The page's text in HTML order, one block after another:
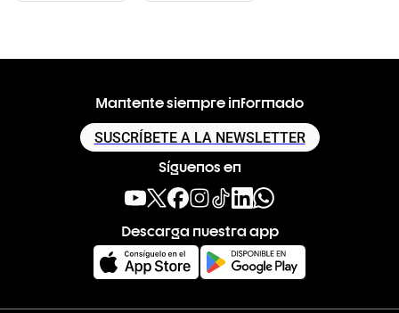
Mantente siempre informado
SUSCRÍBETE A LA NEWSLETTER
Síguenos en
Descarga nuestra app